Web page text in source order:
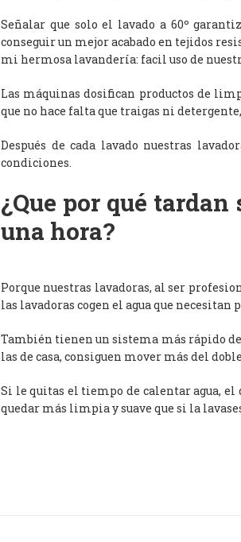
Señalar que solo el lavado a 60º
conseguir un mejor acabado en tejidos
mi hermosa lavandería: facil uso de
Las máquinas dosifican productos de
que no hace falta que traigas ni
Después de cada lavado nuestras
condiciones.
¿Que por qué
una hora?
Porque nuestras lavadoras, al ser
las lavadoras cogen el agua que necesitan
También tienen un sistema más rápido de
las de casa, consiguen mover más del
Si le quitas el tiempo de calentar agua, el
quedar más limpia y suave que si la